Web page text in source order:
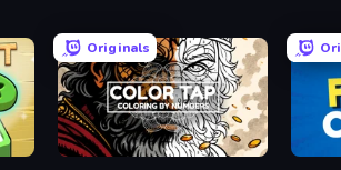
Originals
Color Tap: Coloring by Numbers